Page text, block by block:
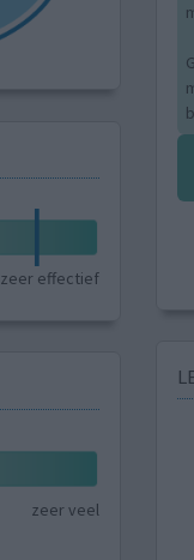
zeer effectief
zeer veel